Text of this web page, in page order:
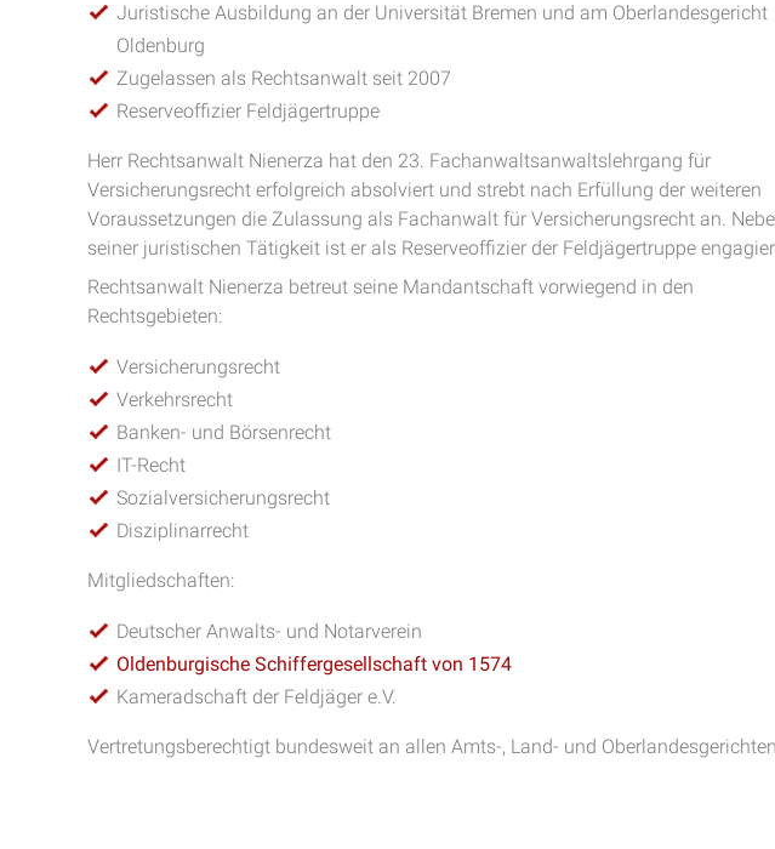
Juristische Ausbildung an der Universität Bremen und am Oberlandesgericht
Oldenburg
Zugelassen als Rechtsanwalt seit 2007
Reserveoffizier Feldjägertruppe
Herr Rechtsanwalt Nienerza hat den 23. Fachanwaltsanwaltslehrgang für
Versicherungsrecht erfolgreich absolviert und strebt nach Erfüllung der weiteren
Voraussetzungen die Zulassung als Fachanwalt für Versicherungsrecht an.
seiner juristischen Tätigkeit ist er als Reserveoffizier der Feldjägertruppe
Rechtsanwalt Nienerza betreut seine Mandantschaft vorwiegend in den
Rechtsgebieten:
Versicherungsrecht
Verkehrsrecht
Banken- und Börsenrecht
IT-Recht
Sozialversicherungsrecht
Disziplinarrecht
Mitgliedschaften:
Deutscher Anwalts- und Notarverein
Oldenburgische Schiffergesellschaft von 1574
Kameradschaft der Feldjäger e.V.
Vertretungsberechtigt bundesweit an allen Amts-, Land- und